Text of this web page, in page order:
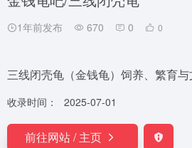
1年前发布 670 0 0
三线闭壳龟（金钱龟）‌饲养、繁育
收录时间： 2025-07-01
前往网站 / 主页